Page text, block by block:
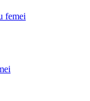
femei